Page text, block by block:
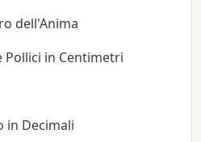
dell'Anima
Pollici in Centimetri
in Decimali